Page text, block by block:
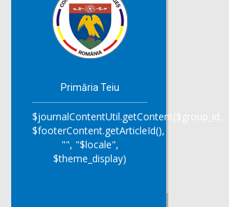
Primăria Teiu
$journalContentUtil.getContent($group_id,
$footerContent.getArticleId(),
"", "$locale",
$theme_display)